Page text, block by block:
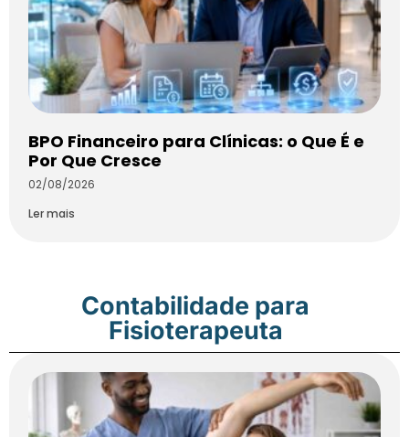
BPO Financeiro para Clínicas: o Que É e
Por Que Cresce
02/08/2026
Ler mais
Contabilidade para
Fisioterapeuta